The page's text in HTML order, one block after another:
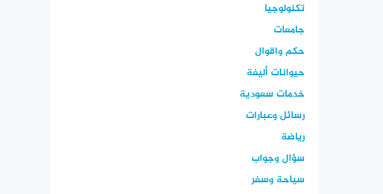
تكنولوجيا
جامعات
حكم واقوال
حيوانات أليفة
خدمات سعودية
رسائل وعبارات
رياضة
سؤال وجواب
سياحة وسفر